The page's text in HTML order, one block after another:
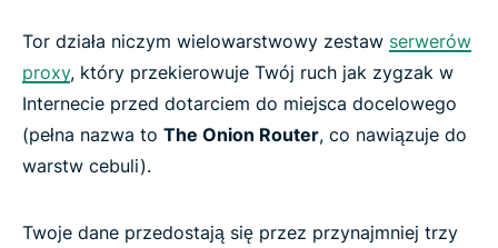
Tor działa niczym wielowarstwowy zestaw serwerów
proxy, który przekierowuje Twój ruch jak zygzak w
Internecie przed dotarciem do miejsca docelowego
(pełna nazwa to The Onion Router, co nawiązuje do
warstw cebuli).
Twoje dane przedostają się przez przynajmniej trzy